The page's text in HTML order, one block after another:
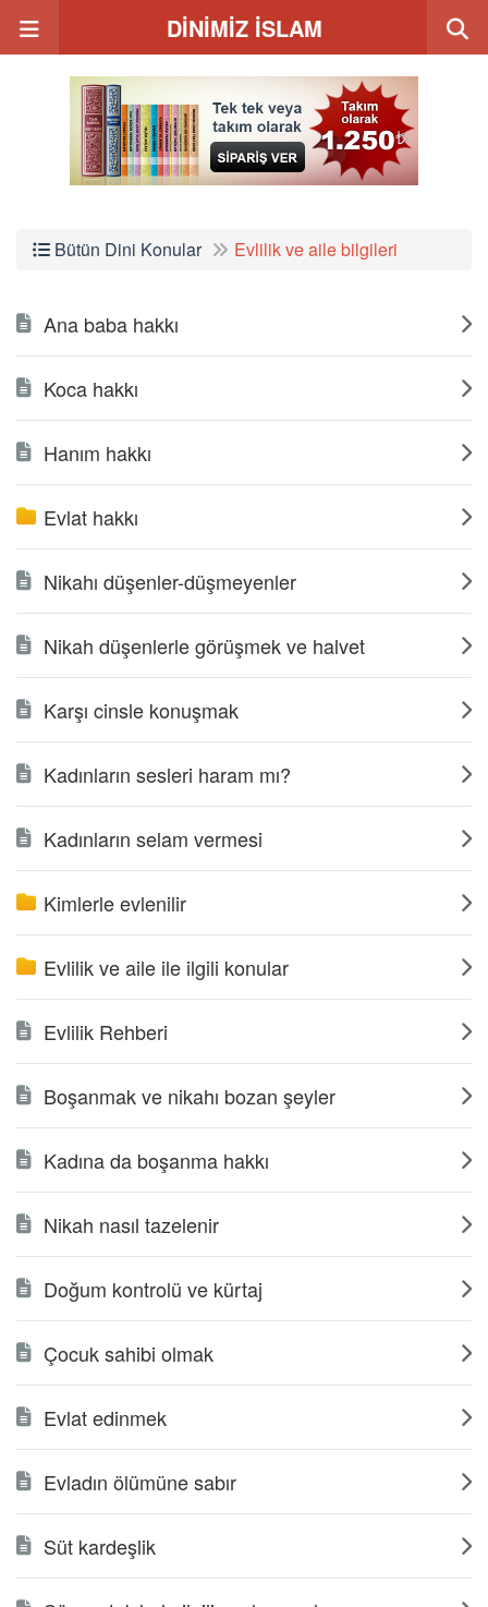
DİNİMİZ İSLAM
Bütün Dini Konular Evlilik ve aile bilgileri
Ana baba hakkı
Koca hakkı
Hanım hakkı
Evlat hakkı
Nikahı düşenler-düşmeyenler
Nikah düşenlerle görüşmek ve halvet
Karşı cinsle konuşmak
Kadınların sesleri haram mı?
Kadınların selam vermesi
Kimlerle evlenilir
Evlilik ve aile ile ilgili konular
Evlilik Rehberi
Boşanmak ve nikahı bozan şeyler
Kadına da boşanma hakkı
Nikah nasıl tazelenir
Doğum kontrolü ve kürtaj
Çocuk sahibi olmak
Evlat edinmek
Evladın ölümüne sabır
Süt kardeşlik